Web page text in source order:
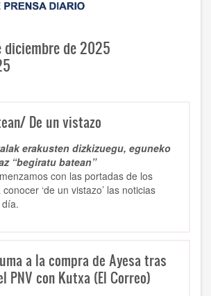
diciembre de 2025
De un vistazo
erakusten dizkizuegu, eguneko
“begiratu batean”
con las portadas de los
‘de un vistazo’ las noticias
a la compra de Ayesa tras
PNV con Kutxa (El Correo)